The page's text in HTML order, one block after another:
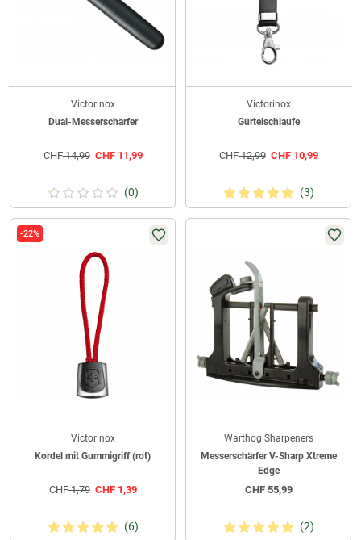
Victorinox
Dual-Messerschärfer
CHF14,99 CHF11,99
(0)
Victorinox
Gürtelschlaufe
CHF12,99 CHF10,99
(3)
-22%
Victorinox
Kordel mit Gummigriff (rot)
CHF1,79 CHF1,39
(6)
Warthog Sharpeners
Messerschärfer V-Sharp Xtreme
Edge
CHF55,99
(2)